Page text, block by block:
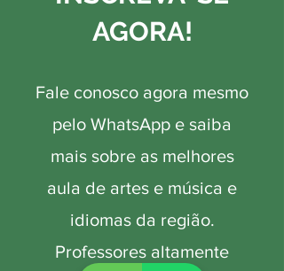
AGORA!
Fale conosco agora mesmo
pelo WhatsApp e saiba
mais sobre as melhores
aula de artes e música e
idiomas da região.
Professores altamente